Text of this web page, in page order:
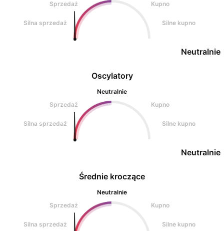
Oscylatory
Neutralnie
Sprzedaż
Kupno
Silna sprzedaż Silne kupno
Neutralnie
Sprzedaż
Kupno
Silna sprzedaż Silne kupno
Neutralnie
Średnie kroczące
Neutralnie
Sprzedaż
Kupno
Silna sprzedaż Silne kupno